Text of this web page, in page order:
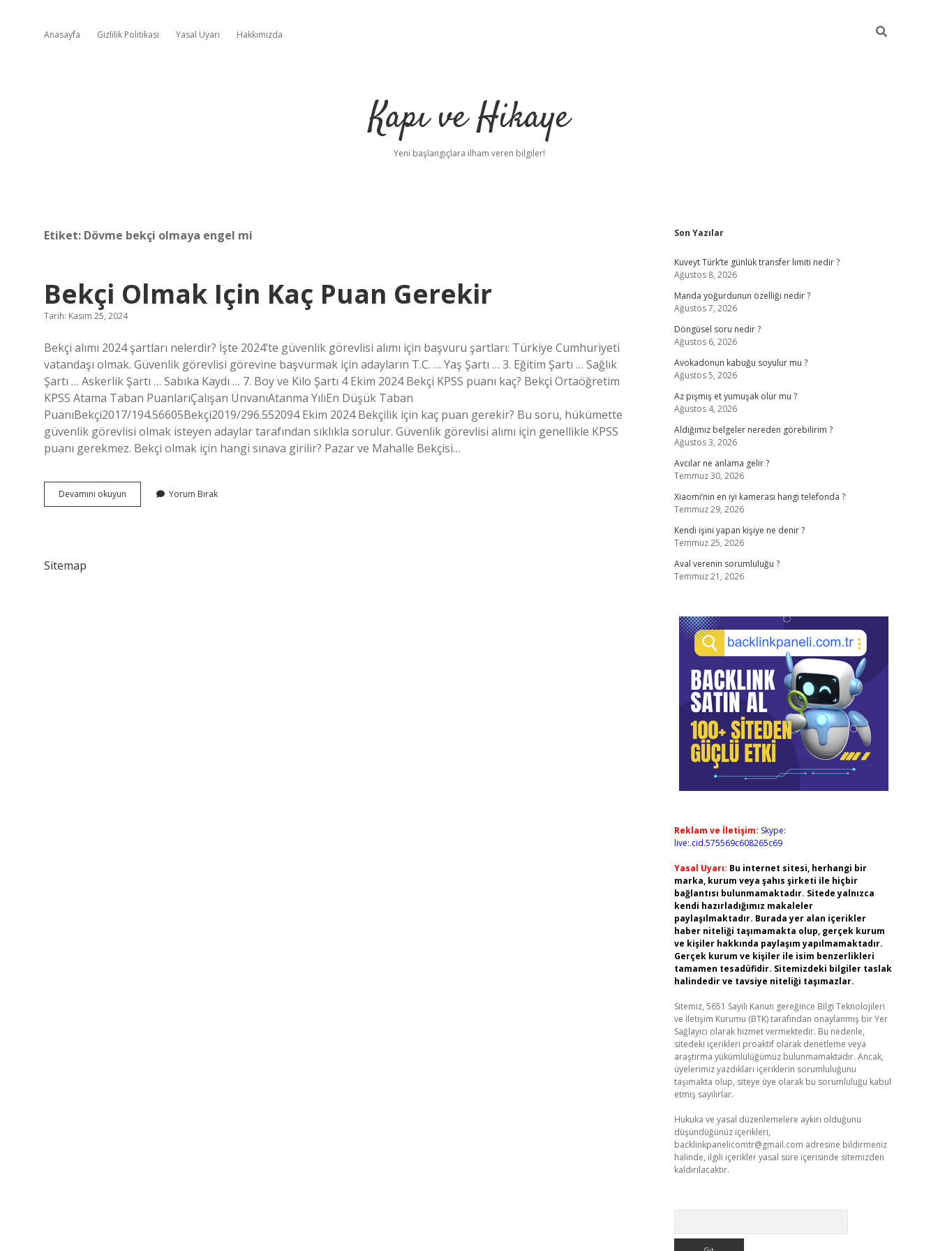
Anasayfa Gizlilik Politikası Yasal Uyarı Hakkımızda
Kapı ve Hikaye
Yeni başlangıçlara ilham veren bilgiler!
Etiket: Dövme bekçi olmaya engel mi
Bekçi Olmak Için Kaç Puan Gerekir
Tarih: Kasım 25, 2024
Bekçi alımı 2024 şartları nelerdir? İşte 2024’te güvenlik görevlisi alımı için başvuru şartları: Türkiye Cumhuriyeti
vatandaşı olmak. Güvenlik görevlisi görevine başvurmak için adayların T.C. … Yaş Şartı … 3. Eğitim Şartı … Sağlık
Şartı … Askerlik Şartı … Sabıka Kaydı … 7. Boy ve Kilo Şartı 4 Ekim 2024 Bekçi KPSS puanı kaç? Bekçi Ortaöğretim
KPSS Atama Taban PuanlarıÇalışan ÜnvanıAtanma YılıEn Düşük Taban
PuanıBekçi2017/194.56605Bekçi2019/296.552094 Ekim 2024 Bekçilik için kaç puan gerekir? Bu soru, hükümette
güvenlik görevlisi olmak isteyen adaylar tarafından sıklıkla sorulur. Güvenlik görevlisi alımı için genellikle KPSS
puanı gerekmez. Bekçi olmak için hangi sınava girilir? Pazar ve Mahalle Bekçisi…
Devamını okuyun
Olmak
Yorum Bırak
Sitemap
Sidebar
Son Yazılar
Kuveyt Türk’te günlük transfer limiti nedir ?
Ağustos 8, 2026
Manda yoğurdunun özelliği nedir ?
Ağustos 7, 2026
Döngüsel soru nedir ?
Ağustos 6, 2026
Avokadonun kabuğu soyulur mu ?
Ağustos 5, 2026
Az pişmiş et yumuşak olur mu ?
Ağustos 4, 2026
Aldığımız belgeler nereden görebilirim ?
Ağustos 3, 2026
Avcılar ne anlama gelir ?
Temmuz 30, 2026
Xiaomi’nin en iyi kamerası hangi telefonda ?
Temmuz 29, 2026
Kendi işini yapan kişiye ne denir ?
Temmuz 25, 2026
Aval verenin sorumluluğu ?
Temmuz 21, 2026
Reklam ve İletişim: Skype:
live:.cid.575569c608265c69
Yasal Uyarı: Bu internet sitesi, herhangi bir
marka, kurum veya şahıs şirketi ile hiçbir
bağlantısı bulunmamaktadır. Sitede yalnızca
kendi hazırladığımız makaleler
paylaşılmaktadır. Burada yer alan içerikler
haber niteliği taşımamakta olup, gerçek kurum
ve kişiler hakkında paylaşım yapılmamaktadır.
Gerçek kurum ve kişiler ile isim benzerlikleri
tamamen tesadüfidir. Sitemizdeki bilgiler taslak
halindedir ve tavsiye niteliği taşımazlar.
Sitemiz, 5651 Sayılı Kanun gereğince Bilgi Teknolojileri
ve İletişim Kurumu (BTK) tarafından onaylanmış bir Yer
Sağlayıcı olarak hizmet vermektedir. Bu nedenle,
sitedeki içerikleri proaktif olarak denetleme veya
araştırma yükümlülüğümüz bulunmamaktadır. Ancak,
üyelerimiz yazdıkları içeriklerin sorumluluğunu
taşımakta olup, siteye üye olarak bu sorumluluğu kabul
etmiş sayılırlar.
Hukuka ve yasal düzenlemelere aykırı olduğunu
düşündüğünüz içerikleri,
backlinkpanelicomtr@gmail.com adresine bildirmeniz
halinde, ilgili içerikler yasal süre içerisinde sitemizden
kaldırılacaktır.